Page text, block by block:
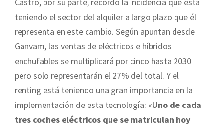
teniendo el sector del alquiler a largo plazo que él
representa en este cambio. Según apuntan desde
Ganvam, las ventas de eléctricos e híbridos
enchufables se multiplicará por cinco hasta 2030
pero solo representarán el 27% del total. Y el
renting está teniendo una gran importancia en la
implementación de esta tecnología: «Uno de cada
tres coches eléctricos que se matriculan hoy